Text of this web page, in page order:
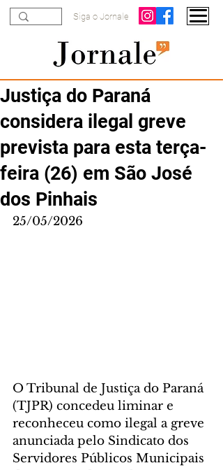
Siga o Jornale
Justiça do Paraná
considera ilegal greve
prevista para esta terça-
feira (26) em São José
dos Pinhais
25/05/2026
O Tribunal de Justiça do Paraná
(TJPR) concedeu liminar e
reconheceu como ilegal a greve
anunciada pelo Sindicato dos
Servidores Públicos Municipais